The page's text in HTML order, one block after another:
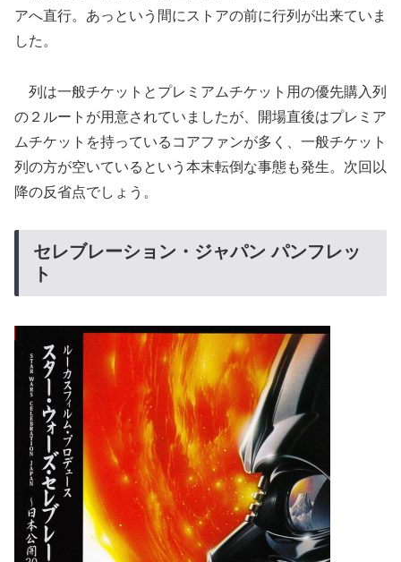
アへ直行。あっという間にストアの前に行列が出来ていま
した。
列は一般チケットとプレミアムチケット用の優先購入列
の２ルートが用意されていましたが、開場直後はプレミア
ムチケットを持っているコアファンが多く、一般チケット
列の方が空いているという本末転倒な事態も発生。次回以
降の反省点でしょう。
セレブレーション・ジャパン パンフレッ
ト